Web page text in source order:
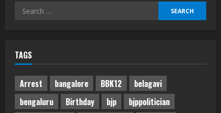
Search
TAGS
Arrest bangalore BBK12
belagavi
bengaluru
Birthday bjp
bjppolitician